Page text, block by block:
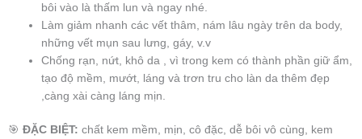
bôi vào là thấm lun và ngay nhé.
Làm giảm nhanh các vết thâm, nám lâu ngày trên da body,
những vết mụn sau lưng, gáy, v.v
Chống rạn, nứt, khô da , vì trong kem có thành phần giữ ẩm,
tạo độ mềm, mướt, láng và trơn tru cho làn da thêm đẹp
,càng xài càng láng mịn.
🎯 ĐẶC BIỆT: chất kem mềm, mịn, cô đặc, dễ bôi vô cùng, kem